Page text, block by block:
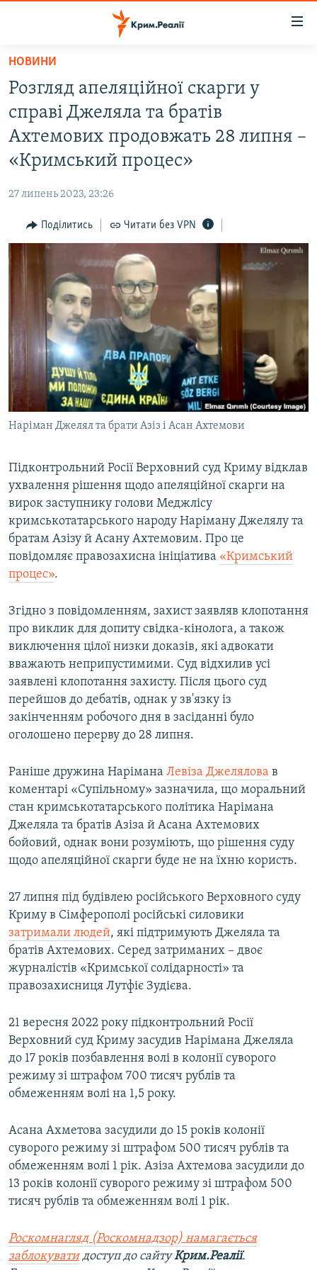
Перейти
основного
матеріалу
Перейти
до
основної
Перейти
пошуку
ВОДА.КРИМ
ВІДЕО ТА ФОТО
ПОЛІТИКА
ІНТЕРВ'Ю
ВСЕ ЗА ДЕНЬ
СПЕЦПРОЕКТИ
ДЕПОРТАЦІЯ
ВІДЕОУРОКИ «ELIFBE»
СВІДЧЕННЯ ОКУПАЦІЇ
УКРАЇНСЬКА ПРОБЛЕМА КРИМУ
ІНФОГРАФІКА
ЯК ОБІЙТИ БЛОКУВАННЯ
Русский
Qırımtatar
ДОЛУЧАЙСЯ!
Усі сайти RFE/RL
НОВИНИ
Розгляд апеляційної скарги у
справі Джеляла та братів
Ахтемових продовжать 28 липня –
«Кримський процес»
27 липень 2023, 23:26
Поділитись Читати без VPN
Наріман Джелял та брати Азіз і Асан Ахтемови
Підконтрольний Росії Верховний суд Криму відклав
ухвалення рішення щодо апеляційної скарги на
вирок заступнику голови Меджлісу
кримськотатарського народу Наріману Джелялу та
братам Азізу й Асану Ахтемовим. Про це
повідомляє правозахисна ініціатива «Кримський
процес».
Згідно з повідомленням, захист заявляв клопотання
про виклик для допиту свідка-кінолога, а також
виключення цілої низки доказів, які адвокати
вважають неприпустимими. Суд відхилив усі
заявлені клопотання захисту. Після цього суд
перейшов до дебатів, однак у зв'язку із
закінченням робочого дня в засіданні було
оголошено перерву до 28 липня.
Раніше дружина Нарімана Левіза Джелялова в
коментарі «Супільному» зазначила, що моральний
стан кримськотатарського політика Нарімана
Джеляла та братів Азіза й Асана Ахтемових
бойовий, однак вони розуміють, що рішення суду
щодо апеляційної скарги буде не на їхню користь.
27 липня під будівлею російського Верховного суду
Криму в Сімферополі російські силовики
затримали людей, які підтримують Джеляла та
братів Ахтемових. Серед затриманих – двоє
журналістів «Кримської солідарності» та
правозахисниця Лутфіє Зудієва.
21 вересня 2022 року підконтрольний Росії
Верховний суд Криму засудив Нарімана Джеляла
до 17 років позбавлення волі в колонії суворого
режиму зі штрафом 700 тисяч рублів та
обмеженням волі на 1,5 року.
Асана Ахметова засудили до 15 років колонії
суворого режиму зі штрафом 500 тисяч рублів та
обмеженням волі 1 рік. Азіза Ахтемова засудили до
13 років колонії суворого режиму зі штрафом 500
тисяч рублів та обмеженням волі 1 рік.
Роскомнагляд (Роскомнадзор) намагається
заблокуватидоступ до сайтуКрим.Реалії.